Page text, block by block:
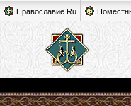
Православие.Ru